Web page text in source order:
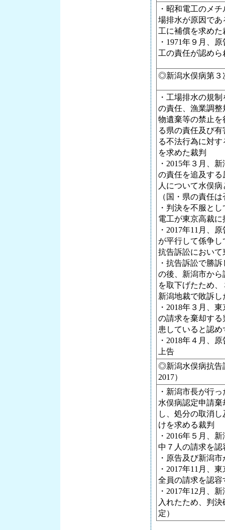
・昭和電工のメ
場排水が原因で
工に補償を求めた
・1971年９月、
工の責任が認めら
◎新潟水俣病第３
・工場排水の規
の責任、漁業調
物遺棄等の禁止
る県の責任及び
る不法行為に対
を求めた裁判
・2015年３月、
の責任を追及する
人について水俣
（国・県の責任
・判決を不服と
電工が東京高裁に
・2017年11月、
が平行して係争
抗告訴訟において
・抗告訴訟で勝
の後、新潟市か
を取下げたため
新潟地裁で敗訴
・2018年３月、
の請求を棄却す
患していると認め
・2018年４月、
上告
◎新潟水俣病抗告
2017）
・新潟市長が行
水俣病認定申請
し、処分の取消
けを求める裁判
・2016年５月、
中７人の請求を認
・原告及び新潟
・2017年11月、
全員の請求を認容
・2017年12月、
入れたため、判
定）